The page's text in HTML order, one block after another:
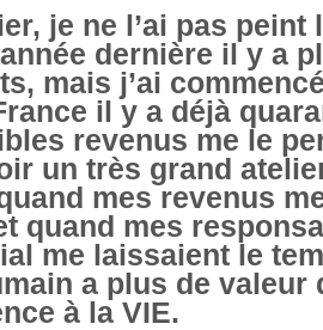
je ne l’ai pas peint
dernière il y a
mais j’ai
il y a déjà
revenus me le
un très grand
mes revenus
quand mes
me laissaient le
a plus de valeur
à la VIE.